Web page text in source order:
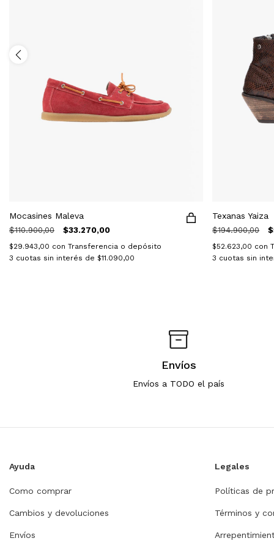
Mocasines Maleva
$110.900,00 $33.270,00
$29.943,00 con Transferencia o depósito
3 cuotas sin interés de $11.090,00
Texanas Yaiza
$194.900,00
$52.623,00 con
3 cuotas sin
Envíos
Envíos a TODO el país
Ayuda
Como comprar
Cambios y devoluciones
Envíos
Legales
Políticas de
Términos y